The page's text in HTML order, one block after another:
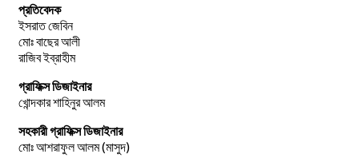
প্রতিবেদক
ইসরাত জেবিন
মোঃ বাছের আলী
রাজিব ইব্রাহীম
গ্রাফিক্স ডিজাইনার
খোন্দকার শাহিনুর আলম
সহকারী গ্রাফিক্স ডিজাইনার
মোঃ আশরাফুল আলম (মাসুদ)